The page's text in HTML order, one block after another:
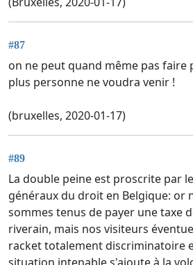
#87
on ne peut quand même pas faire
plus personne ne voudra venir !
(bruxelles, 2020-01-17)
#89
La double peine est proscrite par
généraux du droit en Belgique: or
sommes tenus de payer une taxe
riverain, mais nos visiteurs
racket totalement discriminatoire